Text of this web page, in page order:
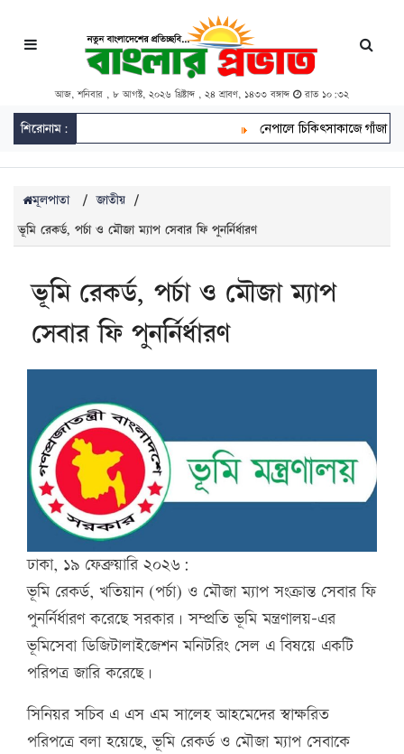
আজ, শনিবার , ৮ আগস্ট, ২০২৬ খ্রিষ্টাব্দ , ২৪ শ্রাবণ, ১৪৩৩ বঙ্গাব্দ রাত ১০:৩২
শিরোনাম: নেপালে চিকিৎসাকাজে গাঁজা বৈধ,
মূলপাতা / জাতীয় /
ভূমি রেকর্ড, পর্চা ও মৌজা ম্যাপ সেবার ফি পুনর্নির্ধারণ
ভূমি রেকর্ড, পর্চা ও মৌজা ম্যাপ
সেবার ফি পুনর্নির্ধারণ
ঢাকা, ১৯ ফেব্রুয়ারি ২০২৬:
ভূমি রেকর্ড, খতিয়ান (পর্চা) ও মৌজা ম্যাপ সংক্রান্ত সেবার ফি
পুনর্নির্ধারণ করেছে সরকার। সম্প্রতি ভূমি মন্ত্রণালয়–এর
ভূমিসেবা ডিজিটালাইজেশন মনিটরিং সেল এ বিষয়ে একটি
পরিপত্র জারি করেছে।
সিনিয়র সচিব এ এস এম সালেহ আহমেদের স্বাক্ষরিত
পরিপত্রে বলা হয়েছে, ভূমি রেকর্ড ও মৌজা ম্যাপ সেবাকে